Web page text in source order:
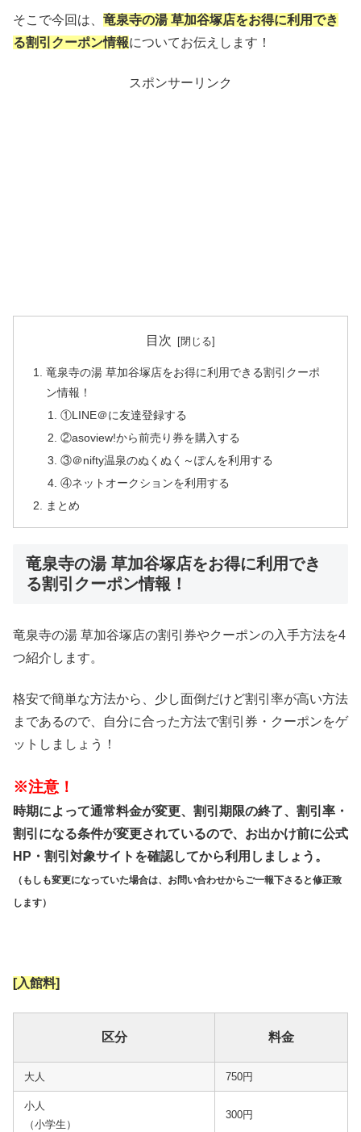
そこで今回は、 竜泉寺の湯 草加谷塚店をお得に利用でき
る割引クーポン情報についてお伝えします！
スポンサーリンク
目次
竜泉寺の湯 草加谷塚店をお得に利用できる割引クーポ
ン情報！
①LINE＠に友達登録する
②asoview!から前売り券を購入する
③＠nifty温泉のぬくぬく～ぽんを利用する
④ネットオークションを利用する
まとめ
竜泉寺の湯 草加谷塚店をお得に利用でき
る割引クーポン情報！
竜泉寺の湯 草加谷塚店の割引券やクーポンの入手方法を4
つ紹介します。
格安で簡単な方法から、少し面倒だけど割引率が高い方法
まであるので、自分に合った方法で割引券・クーポンをゲ
ットしましょう！
※注意！
時期によって通常料金が変更、割引期限の終了、割引率・
割引になる条件が変更されているので、お出かけ前に公式
HP・割引対象サイトを確認してから利用しましょう。
（もしも変更になっていた場合は、お問い合わせからご一報下さると修正致
します）
[入館料]
区分 料金
大人 750円
小人
（小学生）
300円